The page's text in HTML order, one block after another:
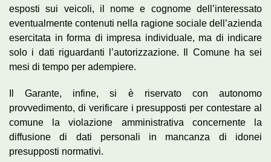
esposti sui veicoli, il nome e cognome dell’interessato
eventualmente contenuti nella ragione sociale dell’azienda
esercitata in forma di impresa individuale, ma di indicare
solo i dati riguardanti l’autorizzazione. Il Comune ha sei
mesi di tempo per adempiere.
Il Garante, infine, si è riservato con autonomo
provvedimento, di verificare i presupposti per contestare al
comune la violazione amministrativa concernente la
diffusione di dati personali in mancanza di idonei
presupposti normativi.